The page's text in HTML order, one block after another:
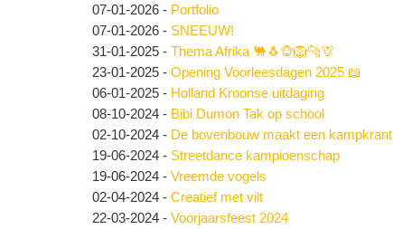
07-01-2026 - Portfolio
07-01-2026 - SNEEUW!
31-01-2025 - Thema Afrika 🐫🐧🐵🦁🐆🦒
23-01-2025 - Opening Voorleesdagen 2025 📖
06-01-2025 - Holland Kroonse uitdaging
08-10-2024 - Bibi Dumon Tak op school
02-10-2024 - De bovenbouw maakt een kampkrant
19-06-2024 - Streetdance kampioenschap
19-06-2024 - Vreemde vogels
02-04-2024 - Creatief met vilt
22-03-2024 - Voorjaarsfeest 2024